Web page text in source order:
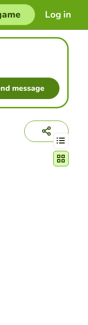
Log in
message
Change